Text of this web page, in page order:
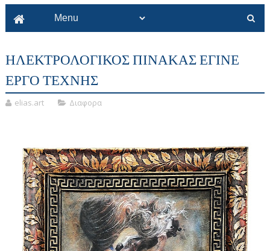
ΗΛΕΚΤΡΟΛΟΓΙΚΟΣ ΠΙΝΑΚΑΣ ΕΓΙΝΕ
ΕΡΓΟ ΤΕΧΝΗΣ
elias.art Διαφορα